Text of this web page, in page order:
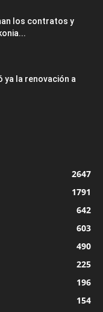
los contratos y
ya la renovación a
2647
1791
642
603
490
225
196
154